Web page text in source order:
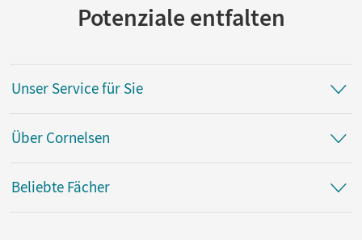
Potenziale entfalten
Unser Service für Sie
Über Cornelsen
Beliebte Fächer